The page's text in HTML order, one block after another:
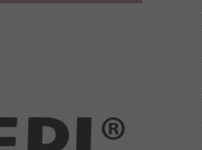
da
de parcelas
em folha de
do pedido,
recibo de